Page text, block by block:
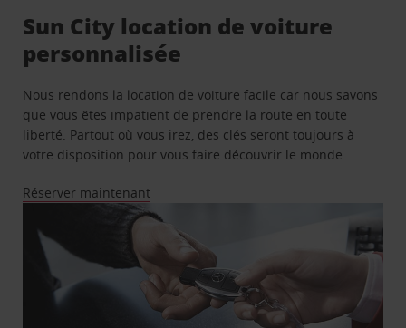
Sun City location de voiture
personnalisée
Nous rendons la location de voiture facile car nous savons
que vous êtes impatient de prendre la route en toute
liberté. Partout où vous irez, des clés seront toujours à
votre disposition pour vous faire découvrir le monde.
Réserver maintenant